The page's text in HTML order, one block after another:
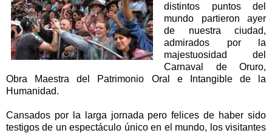
distintos puntos del
mundo partieron ayer
de nuestra ciudad,
admirados por la
majestuosidad del
Carnaval de Oruro,
Obra Maestra del Patrimonio Oral e Intangible de la
Humanidad.
Cansados por la larga jornada pero felices de haber sido
testigos de un espectáculo único en el mundo, los visitantes